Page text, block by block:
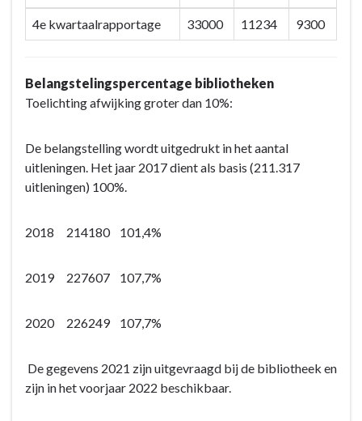
4e kwartaalrapportage 33000 11234 9300
Belangstelingspercentage bibliotheken
Toelichting afwijking groter dan 10%:
De belangstelling wordt uitgedrukt in het aantal
uitleningen. Het jaar 2017 dient als basis (211.317
uitleningen) 100%.
2018 214180 101,4%
2019 227607 107,7%
2020 226249 107,7%
De gegevens 2021 zijn uitgevraagd bij de bibliotheek en
zijn in het voorjaar 2022 beschikbaar.